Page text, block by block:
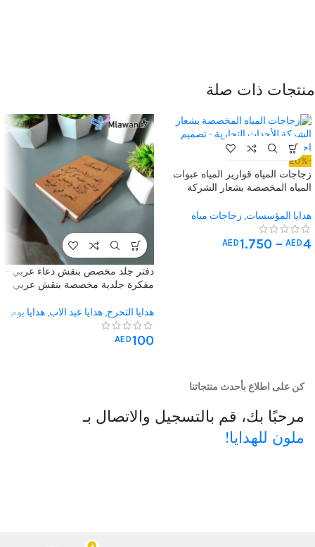
منتجات ذات صلة
-20%
زجاجات المياه قوارير المياه عبوات
المياه المخصصة بشعار الشركة
وجودة عالية
هدايا المؤسسات, زجاجات مياه
مخصصة,هدايا متنوعة
AED4
–
AED 1.750
دفتر جلد مخصص بنقش دعاء عربي –
مفكرة جلدية مخصصة بنقش عربي
هدايا التخرج, هدايا عيد الاب, هدايا يوم
المعلم,هدية له
المؤسسات
AED 100
كن على اطلاع بأحدث منتجاتنا
مرحبًا بك، قم بالتسجيل والاتصال بـ
ملون للهدايا!